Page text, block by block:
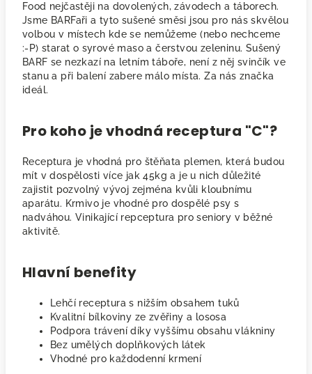
Food nejčastěji na dovolených, závodech a táborech.
Jsme BARFaři a tyto sušené směsi jsou pro nás skvělou
volbou v místech kde se nemůžeme (nebo nechceme
:-P) starat o syrové maso a čerstvou zeleninu. Sušený
BARF se nezkazí na letním táboře, není z něj svinčík ve
stanu a při balení zabere málo místa. Za nás značka
ideál.
Pro koho je vhodná receptura "C"?
Receptura je vhodná pro štěňata plemen, která budou
mít v dospělosti více jak 45kg a je u nich důležité
zajistit pozvolný vývoj zejména kvůli kloubnímu
aparátu. Krmivo je vhodné pro dospělé psy s
nadváhou. Vinikající repceptura pro seniory v běžné
aktivitě.
Hlavní benefity
Lehčí receptura s nižším obsahem tuků
Kvalitní bílkoviny ze zvěřiny a lososa
Podpora trávení díky vyššímu obsahu vlákniny
Bez umělých doplňkových látek
Vhodné pro každodenní krmení